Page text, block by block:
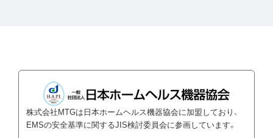
株式会社MTGは日本ホームヘルス機器協会に加盟しており、
EMSの安全基準に関するJIS検討委員会に参画しています。